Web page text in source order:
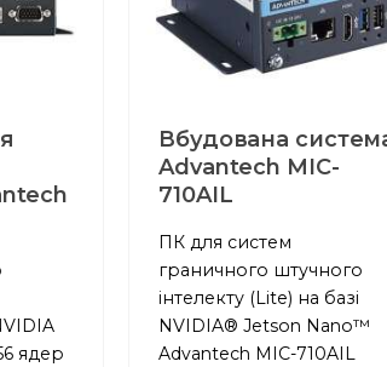
ядер
Вбудована
Advantech MIC-
710AIL
ПК для систем
граничного штучного
інтелекту (Lite) на базі
NVIDIA® Jetson Nano™
Advantech MIC-710AIL